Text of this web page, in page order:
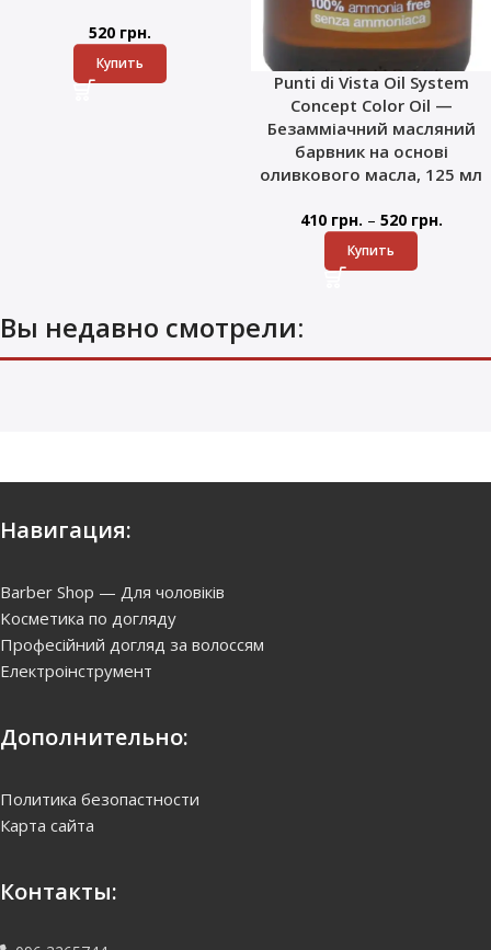
520 грн.
Купить
Punti di Vista Oil System
Concept Color Oil —
Безамміачний масляний
барвник на основі
оливкового масла, 125 мл
410 грн. – 520 грн.
Купить
Вы недавно смотрели:
Навигация:
Barber Shop — Для чоловіків
Kосметика по догляду
Професійний догляд за волоссям
Електроінструмент
Дополнительно:
Политика безопастности
Карта сайта
Контакты: